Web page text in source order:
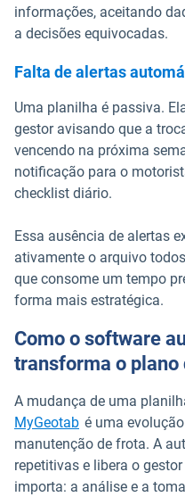
informações, aceitando
a decisões equivocadas.
Falta de alertas
Uma planilha é passiva.
gestor avisando que a
vencendo na próxima
notificação para o
checklist diário.
Essa ausência de alertas
ativamente o arquivo
que consome um tempo
forma mais estratégica.
Como o software
transforma o plano
A mudança de uma
MyGeotab é uma
manutenção de frota. A
repetitivas e libera o
importa: a análise e a